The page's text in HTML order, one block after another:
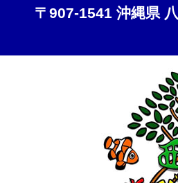
〒907-1541 沖縄県